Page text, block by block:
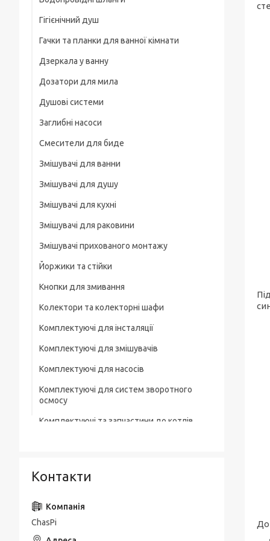
До
Для смартфонів
На груди / плече / пояс
Штативні головки
Магнітні тримачі
Для велосипеда, мотоцикла
Гігієнічний душ
Гачки та планки для ванної кімнати
Дзеркала у ванну
Дозатори для мила
Душові системи
Заглибні насоси
Смесители для биде
Змішувачі для ванни
Змішувачі для душу
Змішувачі для кухні
Змішувачі для раковини
Змішувачі прихованого монтажу
Йоржики та стійки
Кнопки для змивання
Колектори та колекторні шафи
Комплектуючі для інсталяції
Комплектуючі для змішувачів
Комплектуючі для насосів
Комплектуючі для систем зворотного
осмосу
Комплектуючі та запчастини до котлів
Лотки для зливної каналізації
Мильниці
Монтажні елементи
Контакти
ChasPi